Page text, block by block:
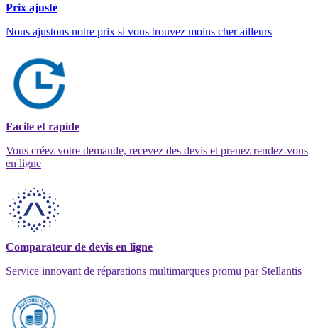
Prix ajusté
Nous ajustons notre prix si vous trouvez moins cher ailleurs
Facile et rapide
Vous créez votre demande, recevez des devis et prenez rendez-vous
en ligne
Comparateur de devis en ligne
Service innovant de réparations multimarques promu par Stellantis